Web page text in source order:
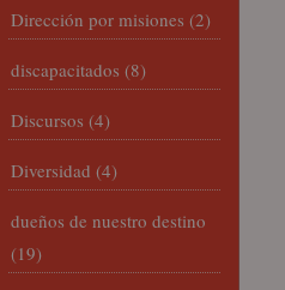
Dirección por misiones (2)
discapacitados (8)
Discursos (4)
Diversidad (4)
dueños de nuestro destino
(19)